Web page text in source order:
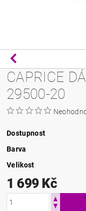
CAPRICE
29500-20
Dostupnost
Barva
Velikost
1 699 Kč